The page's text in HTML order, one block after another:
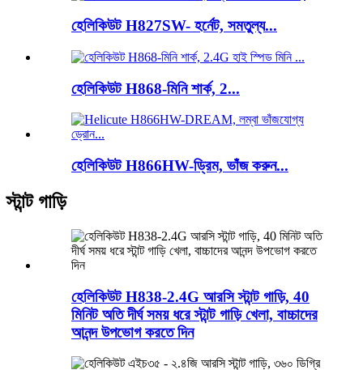
হেলিকিউট H827SW- হর্নেট, সমতুল্য...
হেলিকিউট H868-মিনি শার্ক, 2...
হেলিকিউট H866HW-ড্রিম, ভাঁজ করুন...
স্টান্ট গাড়ি
হেলিকিউট H838-2.4G আরসি স্টান্ট গাড়ি, 40
মিনিট অতি দীর্ঘ সময় ধরে স্টান্ট গাড়ি খেলা, বাচ্চাদের
আনন্দ উপভোগ করতে দিন